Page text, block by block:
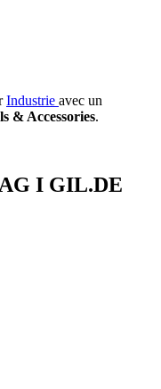
Industrie avec un
& Accessories.
I GIL.DE